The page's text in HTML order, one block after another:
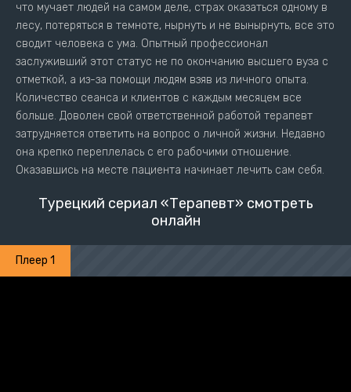
что мучает людей на самом деле, страх оказаться одному в
лесу, потеряться в темноте, нырнуть и не вынырнуть, все это
сводит человека с ума. Опытный профессионал
заслуживший этот статус не по окончанию высшего вуза с
отметкой, а из-за помощи людям взяв из личного опыта.
Количество сеанса и клиентов с каждым месяцем все
больше. Доволен свой ответственной работой терапевт
затрудняется ответить на вопрос о личной жизни. Недавно
она крепко переплелась с его рабочими отношение.
Оказавшись на месте пациента начинает лечить сам себя.
Турецкий сериал «Терапевт» смотреть
онлайн
Плеер 1